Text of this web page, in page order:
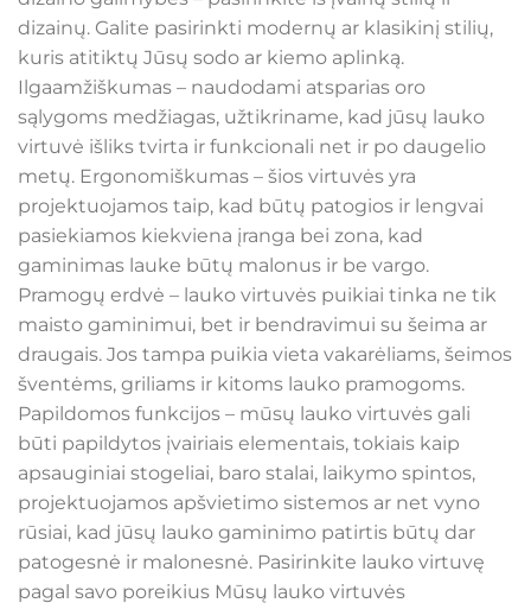
dizainų. Galite pasirinkti modernų ar klasikinį stilių,
kuris atitiktų Jūsų sodo ar kiemo aplinką.
Ilgaamžiškumas – naudodami atsparias oro
sąlygoms medžiagas, užtikriname, kad jūsų lauko
virtuvė išliks tvirta ir funkcionali net ir po daugelio
metų. Ergonomiškumas – šios virtuvės yra
projektuojamos taip, kad būtų patogios ir lengvai
pasiekiamos kiekviena įranga bei zona, kad
gaminimas lauke būtų malonus ir be vargo.
Pramogų erdvė – lauko virtuvės puikiai tinka ne tik
maisto gaminimui, bet ir bendravimui su šeima ar
draugais. Jos tampa puikia vieta vakarėliams, šeimos
šventėms, griliams ir kitoms lauko pramogoms.
Papildomos funkcijos – mūsų lauko virtuvės gali
būti papildytos įvairiais elementais, tokiais kaip
apsauginiai stogeliai, baro stalai, laikymo spintos,
projektuojamos apšvietimo sistemos ar net vyno
rūsiai, kad jūsų lauko gaminimo patirtis būtų dar
patogesnė ir malonesnė. Pasirinkite lauko virtuvę
pagal savo poreikius Mūsų lauko virtuvės